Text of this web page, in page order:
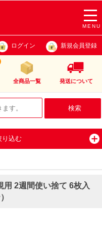
MENU
ログイン 新規会員登録
全商品一覧 発送について
り込む
2週間使い捨て 6枚入